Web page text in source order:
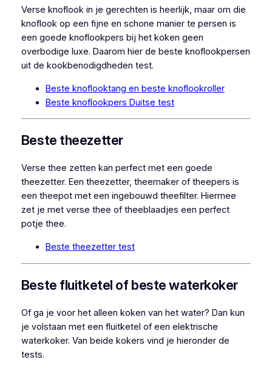
Verse knoflook in je gerechten is heerlijk, maar om die
knoflook op een fijne en schone manier te persen is
een goede knoflookpers bij het koken geen
overbodige luxe. Daarom hier de beste knoflookpersen
uit de kookbenodigdheden test.
Beste knoflooktang en beste knoflookroller
Beste knoflookpers Duitse test
Beste theezetter
Verse thee zetten kan perfect met een goede
theezetter. Een theezetter, theemaker of theepers is
een theepot met een ingebouwd theefilter. Hiermee
zet je met verse thee of theeblaadjes een perfect
potje thee.
Beste theezetter test
Beste fluitketel of beste waterkoker
Of ga je voor het alleen koken van het water? Dan kun
je volstaan met een fluitketel of een elektrische
waterkoker. Van beide kokers vind je hieronder de
tests.